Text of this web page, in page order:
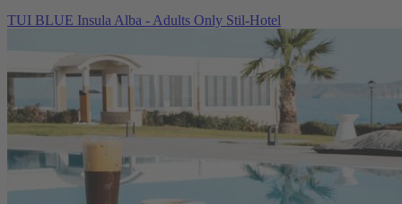
TUI BLUE Insula Alba - Adults Only Stil-Hotel